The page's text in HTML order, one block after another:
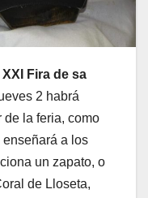
XXI Fira de sa
2 habrá
de la feria, como
a los
un zapato, o
de Lloseta,